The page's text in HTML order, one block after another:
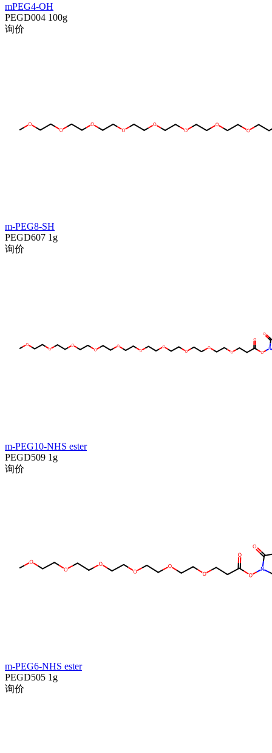
mPEG4-OH
PEGD004 100g
询价
m-PEG8-SH
PEGD607 1g
询价
m-PEG10-NHS ester
PEGD509 1g
询价
m-PEG6-NHS ester
PEGD505 1g
询价